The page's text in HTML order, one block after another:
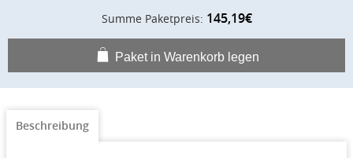
Summe Paketpreis: 145,19€
Paket in Warenkorb legen
Beschreibung